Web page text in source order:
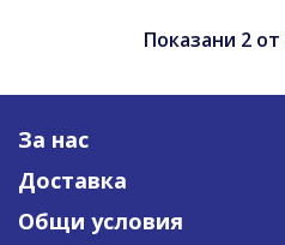
Показани 2от
За нас
Доставка
Общи условия